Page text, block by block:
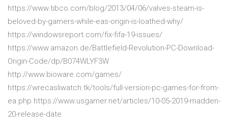
https://www.tibco.com/blog/2013/04/06/valves-steam-is-
beloved-by-gamers-while-eas-origin-is-loathed-why/
https://windowsreport.com/fix-fifa-19-issues/
https://www.amazon.de/Battlefield-Revolution-PC-Download-
Origin-Code/dp/B074WLYF3W
http://www.bioware.com/games/
https://wrecasliwatch.tk/tools/full-version-pc-games-for-from-
ea.php https://www.usgamer.net/articles/10-05-2019-madden-
20-release-date